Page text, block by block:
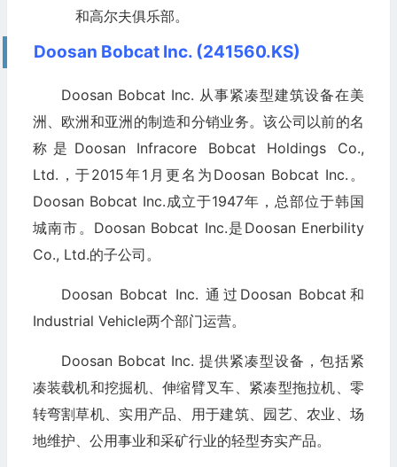
和高尔夫俱乐部。
Doosan Bobcat Inc. (241560.KS)
Doosan Bobcat Inc. 从事紧凑型建筑设备在美
洲、欧洲和亚洲的制造和分销业务。该公司以前的名
称是Doosan Infracore Bobcat Holdings Co.,
Ltd.，于2015年1月更名为Doosan Bobcat Inc.。
Doosan Bobcat Inc.成立于1947年，总部位于韩国
城南市。Doosan Bobcat Inc.是Doosan Enerbility
Co., Ltd.的子公司。
Doosan Bobcat Inc. 通过Doosan Bobcat和
Industrial Vehicle两个部门运营。
Doosan Bobcat Inc. 提供紧凑型设备，包括紧
凑装载机和挖掘机、伸缩臂叉车、紧凑型拖拉机、零
转弯割草机、实用产品、用于建筑、园艺、农业、场
地维护、公用事业和采矿行业的轻型夯实产品。